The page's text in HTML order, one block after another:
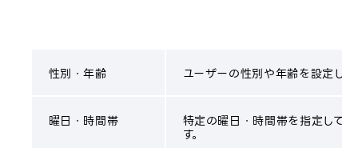
性別・年齢 ユーザーの性別や年齢を設定し
曜日・時間帯 特定の曜日・時間帯を指定して
す。